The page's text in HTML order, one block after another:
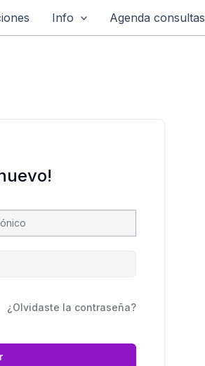
Info Agenda consultas
¿Olvidaste la contraseña?